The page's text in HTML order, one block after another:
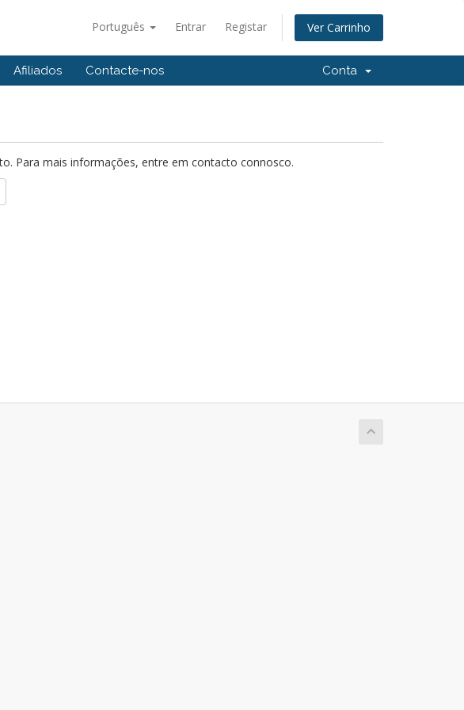
Português Entrar Registar Ver Carrinho
Afiliados Contacte-nos Conta
Para mais informações, entre em contacto connosco.